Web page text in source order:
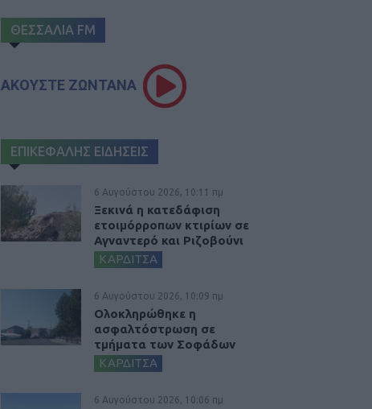
ΘΕΣΣΑΛΙΑ FM
ΑΚΟΥΣΤΕ ΖΩΝΤΑΝΑ
ΕΠΙΚΕΦΑΛΗΣ ΕΙΔΗΣΕΙΣ
6 Αυγούστου 2026, 10:11 πμ
Ξεκινά η κατεδάφιση
ετοιμόρροπων κτιρίων σε
Αγναντερό και Ριζοβούνι
ΚΑΡΔΙΤΣΑ
6 Αυγούστου 2026, 10:09 πμ
Ολοκληρώθηκε η
ασφαλτόστρωση σε
τμήματα των Σοφάδων
ΚΑΡΔΙΤΣΑ
6 Αυγούστου 2026, 10:06 πμ